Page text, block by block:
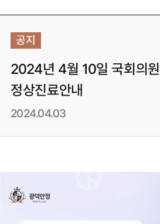
공지
2024년 4월 10일 국회의원
정상진료안내
2024.04.03